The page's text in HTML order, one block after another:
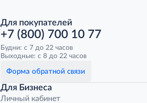
Для покупателей
+7 (800) 700 10 77
Будни: с 7 до 22 часов
Выходные: с 8 до 22 часов
Форма обратной связи
Для Бизнеса
Личный кабинет